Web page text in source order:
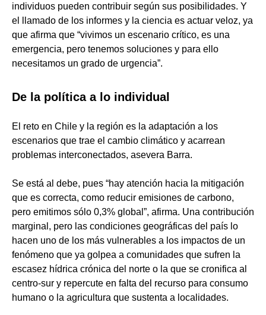
individuos pueden contribuir según sus posibilidades. Y
el llamado de los informes y la ciencia es actuar veloz, ya
que afirma que “vivimos un escenario crítico, es una
emergencia, pero tenemos soluciones y para ello
necesitamos un grado de urgencia”.
De la política a lo individual
El reto en Chile y la región es la adaptación a los
escenarios que trae el cambio climático y acarrean
problemas interconectados, asevera Barra.
Se está al debe, pues “hay atención hacia la mitigación
que es correcta, como reducir emisiones de carbono,
pero emitimos sólo 0,3% global”, afirma. Una contribución
marginal, pero las condiciones geográficas del país lo
hacen uno de los más vulnerables a los impactos de un
fenómeno que ya golpea a comunidades que sufren la
escasez hídrica crónica del norte o la que se cronifica al
centro-sur y repercute en falta del recurso para consumo
humano o la agricultura que sustenta a localidades.